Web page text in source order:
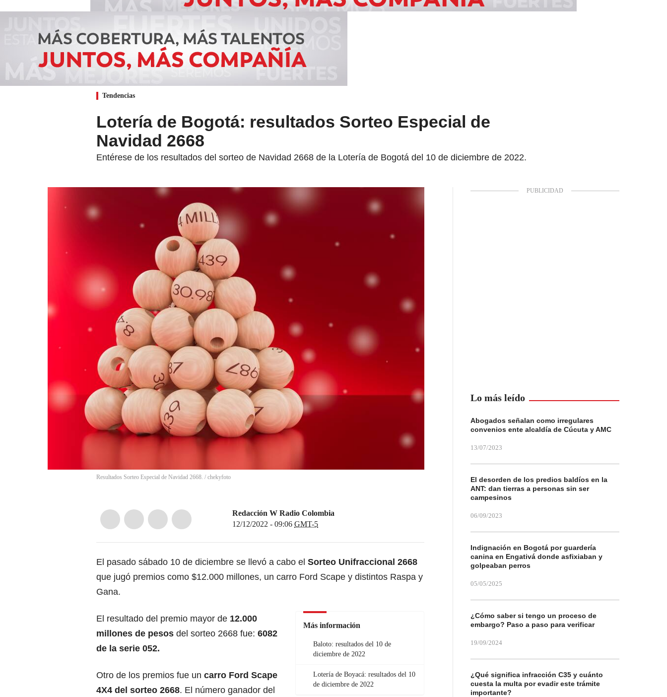
Tendencias
Lotería de Bogotá: resultados Sorteo Especial de
Navidad 2668
Entérese de los resultados del sorteo de Navidad 2668 de la Lotería de Bogotá del 10 de diciembre de 2022.
Resultados Sorteo Especial de Navidad 2668. / chekyfoto
Redacción W Radio Colombia
12/12/2022 - 09:06 GMT-5
El pasado sábado 10 de diciembre se llevó a cabo el Sorteo Unifraccional 2668
que jugó premios como $12.000 millones, un carro Ford Scape y distintos Raspa y
Gana.
Más información
Baloto: resultados del 10 de
diciembre de 2022
Lotería de Boyacá: resultados del 10
de diciembre de 2022
El resultado del premio mayor de 12.000
millones de pesos del sorteo 2668 fue: 6082
de la serie 052.
Otro de los premios fue un carro Ford Scape
4X4 del sorteo 2668. El número ganador del
Lo más leído
Abogados señalan como irregulares
convenios ente alcaldía de Cúcuta y AMC
13/07/2023
El desorden de los predios baldíos en la
ANT: dan tierras a personas sin ser
campesinos
06/09/2023
Indignación en Bogotá por guardería
canina en Engativá donde asfixiaban y
golpeaban perros
05/05/2025
¿Cómo saber si tengo un proceso de
embargo? Paso a paso para verificar
19/09/2024
¿Qué significa infracción C35 y cuánto
cuesta la multa por evadir este trámite
importante?